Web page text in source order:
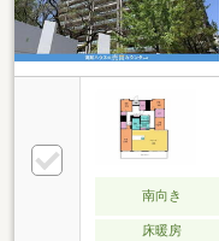
南向き
床暖房